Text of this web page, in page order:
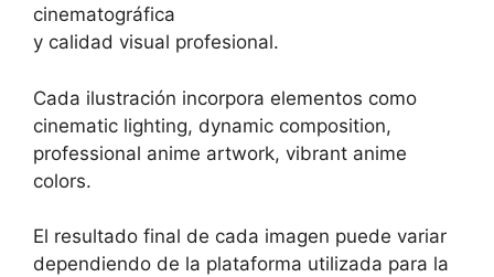
cinematográfica
y calidad visual profesional.
Cada ilustración incorpora elementos como
cinematic lighting, dynamic composition,
professional anime artwork, vibrant anime
colors.
El resultado final de cada imagen puede variar
dependiendo de la plataforma utilizada para la